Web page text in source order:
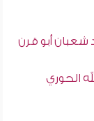
أبو قرن
الحوري